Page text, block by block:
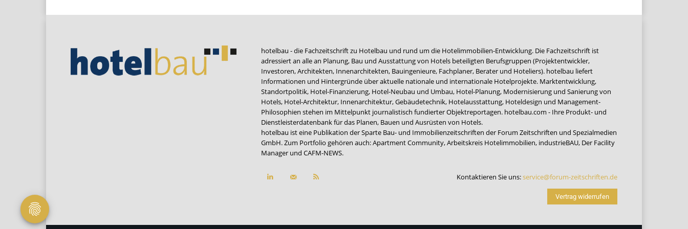
hotelbau - die Fachzeitschrift zu Hotelbau und rund um die Hotelimmobilien-Entwicklung. Die Fachzeitschrift ist
adressiert an alle an Planung, Bau und Ausstattung von Hotels beteiligten Berufsgruppen (Projektentwickler,
Investoren, Architekten, Innenarchitekten, Bauingenieure, Fachplaner, Berater und Hoteliers). hotelbau liefert
Informationen und Hintergründe über aktuelle nationale und internationale Hotelprojekte. Marktentwicklung,
Standortpolitik, Hotel-Finanzierung, Hotel-Neubau und Umbau, Hotel-Planung, Modernisierung und Sanierung von
Hotels, Hotel-Architektur, Innenarchitektur, Gebäudetechnik, Hotelausstattung, Hoteldesign und Management-
Philosophien stehen im Mittelpunkt journalistisch fundierter Objektreportagen. hotelbau.com - Ihre Produkt- und
Dienstleisterdatenbank für das Planen, Bauen und Ausrüsten von Hotels.
hotelbau ist eine Publikation der Sparte Bau- und Immobilienzeitschriften der Forum Zeitschriften und Spezialmedien
GmbH. Zum Portfolio gehören auch:Apartment Community,Arbeitskreis Hotelimmobilien, industrieBAU, Der Facility
Manager und CAFM-NEWS.
Kontaktieren Sie uns:service@forum-zeitschriften.de
Vertrag widerrufen